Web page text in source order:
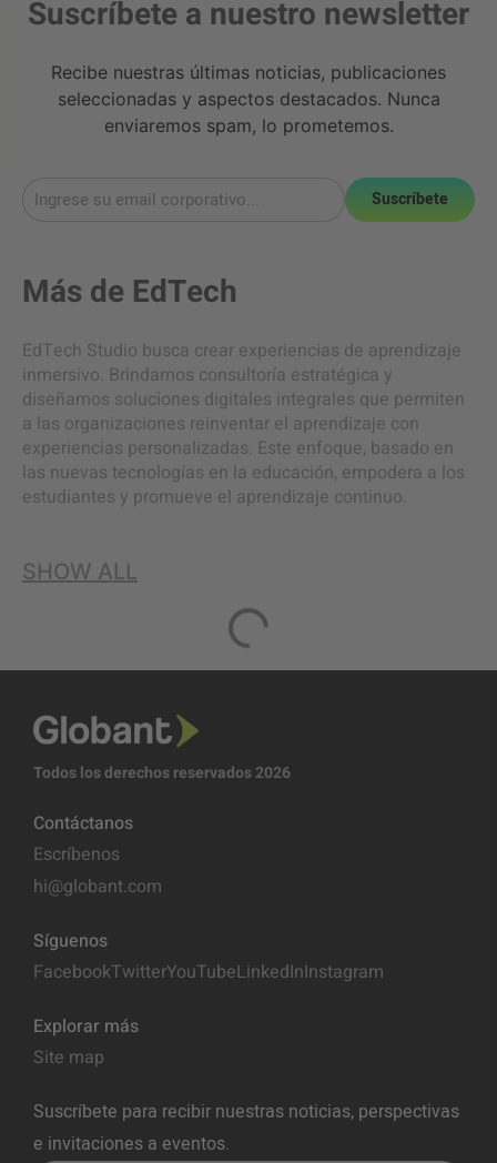
Suscríbete a nuestro newsletter
Recibe nuestras últimas noticias, publicaciones
seleccionadas y aspectos destacados. Nunca
enviaremos spam, lo prometemos.
Suscríbete
Más de EdTech
EdTech Studio busca crear experiencias de aprendizaje
inmersivo. Brindamos consultoría estratégica y
diseñamos soluciones digitales integrales que permiten
a las organizaciones reinventar el aprendizaje con
experiencias personalizadas. Este enfoque, basado en
las nuevas tecnologías en la educación, empodera a los
estudiantes y promueve el aprendizaje continuo.
SHOW ALL
Todos los derechos reservados 2026
Contáctanos
Escríbenos
hi@globant.com
Síguenos
FacebookTwitterYouTubeLinkedInInstagram
Explorar más
Site map
Suscríbete para recibir nuestras noticias, perspectivas
e invitaciones a eventos.